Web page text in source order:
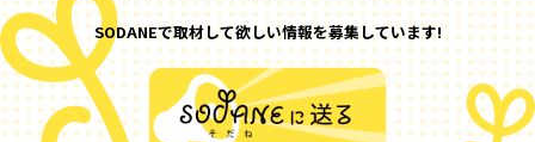
SODANEで取材して欲しい情報を募集しています!